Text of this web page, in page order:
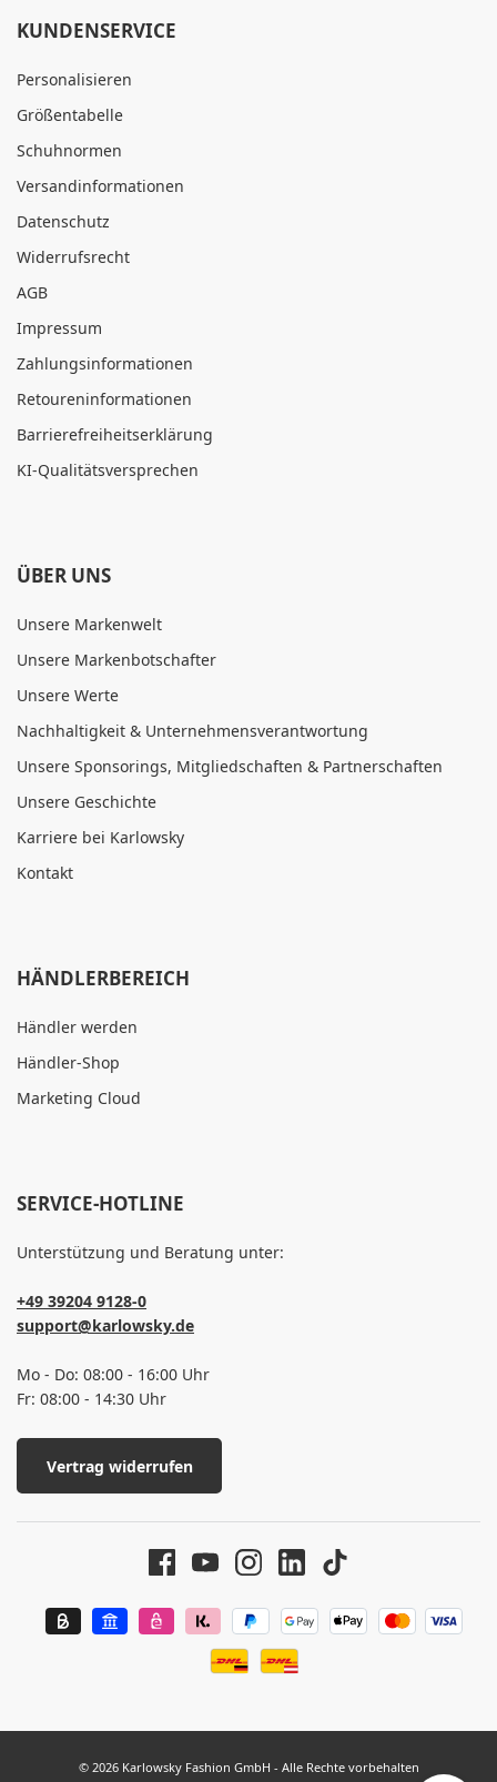
KUNDENSERVICE
Personalisieren
Größentabelle
Schuhnormen
Versandinformationen
Datenschutz
Widerrufsrecht
AGB
Impressum
Zahlungsinformationen
Retoureninformationen
Barrierefreiheitserklärung
KI-Qualitätsversprechen
ÜBER UNS
Unsere Markenwelt
Unsere Markenbotschafter
Unsere Werte
Nachhaltigkeit & Unternehmensverantwortung
Unsere Sponsorings, Mitgliedschaften & Partnerschaften
Unsere Geschichte
Karriere bei Karlowsky
Kontakt
HÄNDLERBEREICH
Händler werden
Händler-Shop
Marketing Cloud
SERVICE-HOTLINE
Unterstützung und Beratung unter:
+49 39204 9128-0
support@karlowsky.de
Mo - Do: 08:00 - 16:00 Uhr
Fr: 08:00 - 14:30 Uhr
Vertrag widerrufen
© 2026 Karlowsky Fashion GmbH - Alle Rechte vorbehalten